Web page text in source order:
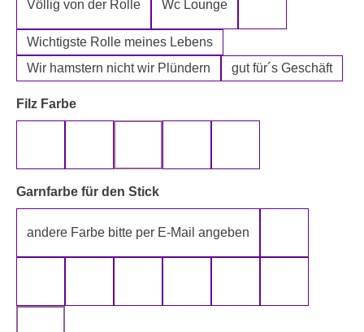
Völlig von der Rolle Wc Lounge
Wichtigste Rolle meines Lebens
Wir hamstern nicht wir Plündern
gut für´s Geschäft
Filz Farbeauswählen
Garnfarbe für den Stickauswählen
andere Farbe bitte per E-Mail angeben